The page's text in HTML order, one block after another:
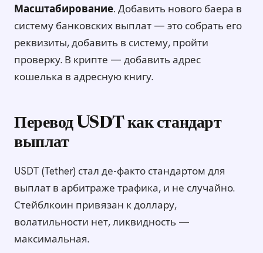
Масштабирование. Добавить нового баера в
систему банковских выплат — это собрать его
реквизиты, добавить в систему, пройти
проверку. В крипте — добавить адрес
кошелька в адресную книгу.
Перевод USDT как стандарт
выплат
USDT (Tether) стал де-факто стандартом для
выплат в арбитраже трафика, и не случайно.
Стейблкоин привязан к доллару,
волатильности нет, ликвидность —
максимальная.